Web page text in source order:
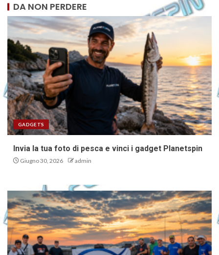
DA NON PERDERE
GADGETS
Invia la tua foto di pesca e vinci i gadget Planetspin
Giugno 30, 2026 admin